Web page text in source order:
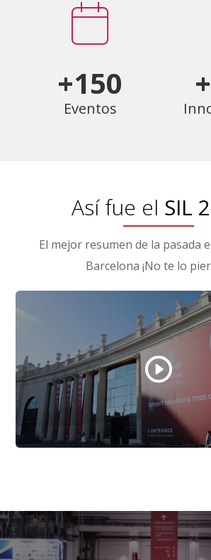
+150
Eventos
Así fue el SIL
El mejor resumen de la pasada
Barcelona ¡No te lo